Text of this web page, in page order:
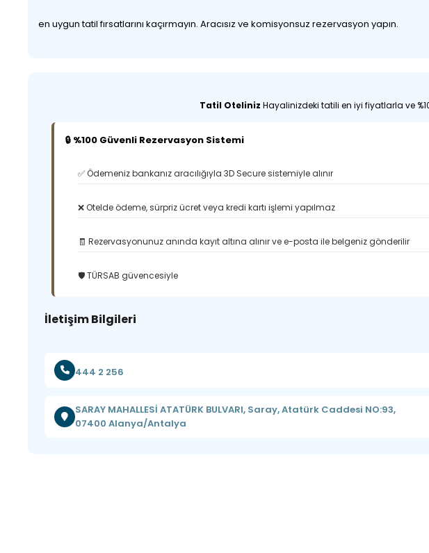
en uygun tatil fırsatlarını kaçırmayın. Aracısız ve komisyonsuz rezervasyon yapın.
Tatil Oteliniz Hayalinizdeki tatili en iyi fiyatlarla ve
🔒 %100 Güvenli Rezervasyon Sistemi
✅ Ödemeniz bankanız aracılığıyla 3D Secure sistemiyle alınır
❌ Otelde ödeme, sürpriz ücret veya kredi kartı işlemi yapılmaz
🧾 Rezervasyonunuz anında kayıt altına alınır ve e-posta ile belgeniz gönderilir
🛡️ TÜRSAB güvencesiyle
İletişim Bilgileri
444 2 256
SARAY MAHALLESİ ATATÜRK BULVARI, Saray, Atatürk Caddesi NO:93,
07400 Alanya/Antalya